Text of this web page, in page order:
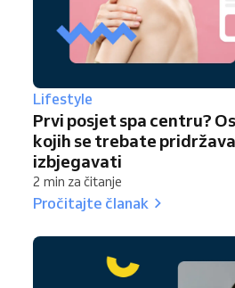
Lifestyle
Prvi posjet spa centru?
kojih se trebate
izbjegavati
2 min za čitanje
Pročitajte članak